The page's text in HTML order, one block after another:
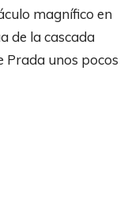
magnífico en
de la cascada
Prada unos pocos